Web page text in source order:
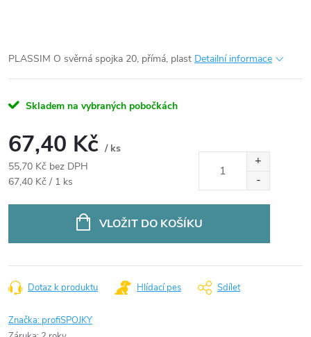
PLASSIM O svěrná spojka 20, přímá, plast Detailní informace
Skladem na vybraných pobočkách
67,40 Kč / ks
55,70 Kč bez DPH
Měrná
67,40 Kč / 1 ks
VLOŽIT DO KOŠÍKU
Dotaz k produktu Hlídací pes Sdílet
Značka: profiSPOJKY